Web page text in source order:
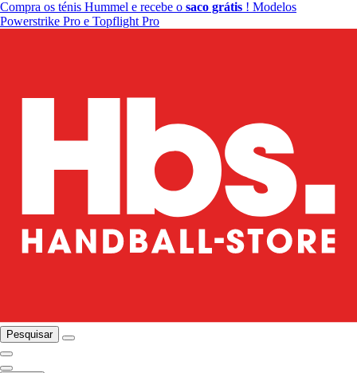
Compra os ténis Hummel e recebe o saco grátis ! Modelos
Powerstrike Pro e Topflight Pro
Pesquisar